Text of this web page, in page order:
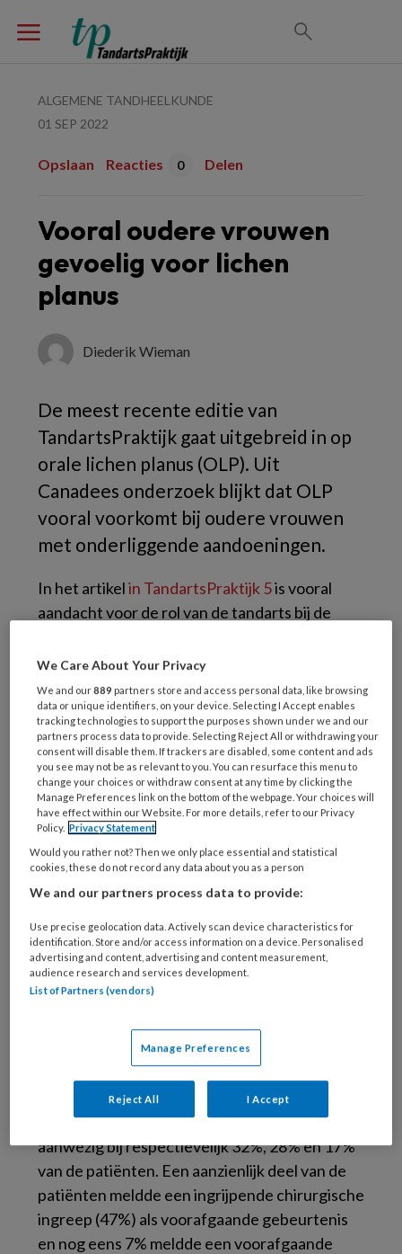
ALGEMENE TANDHEELKUNDE
01 SEP 2022
Opslaan Reacties 0 Delen
Vooral oudere vrouwen
gevoelig voor lichen
planus
Diederik Wieman
De meest recente editie van
TandartsPraktijk gaat uitgebreid in op
orale lichen planus (OLP). Uit
Canadees onderzoek blijkt dat OLP
vooral voorkomt bij oudere vrouwen
met onderliggende aandoeningen.
In het artikelin TandartsPraktijk 5is vooral
aandacht voor de rol van de tandarts bij de
controle en op het belang van goede
patiënteninformatie. Over de
ontstaansoorzaak van orale lichen planus is
nog niets bekend. Wel is zeker dat het vooral
bij mensen van middelbare leeftijd voorkomt.
Canadese onderzoekers wilden meer weten
over de risicofactoren die verband kunnen
houden met de ontwikkeling van OLP en de
progressie ervan. Zij deden uitgebreid
literatuuronderzoek naar volwassen patiënten
die zich tussen 2016 en 2022 met OLP bij
klinieken meldden. Van deze patiënten werden
de nodige gegevens verzameld over
ziekteduur, comorbiditeiten, medicijngebruik,
allergieën, roken, alcoholgebruik en de
behandeling zelf.Van de 94 patiënten met OLP
was de gemiddelde leeftijd 62 jaar en was bijna
driekwart vrouw. De gemiddelde ziekteduur
was 3,1 jaar. Hypertensie,
schildklieraandoeningen en diabetes waren
aanwezig bij respectievelijk 32%, 28% en 17%
van de patiënten. Een aanzienlijk deel van de
patiënten meldde een ingrijpende chirurgische
ingreep (47%) als voorafgaande gebeurtenis
en nog eens 7% meldde een voorafgaande
We Care About Your Privacy
We and our889 partners store and access personal data, like browsing
data or unique identifiers, on your device. Selecting I Accept enables
tracking technologies to support the purposes shown under we and our
partners process data to provide. Selecting Reject All or withdrawing your
consent will disable them. If trackers are disabled, some content and ads
you see may not be as relevant to you. You can resurface this menu to
change your choices or withdraw consent at any time by clicking the
Manage Preferences link on the bottom of the webpage. Your choices will
have effect within our Website. For more details, refer to our Privacy
Policy. Privacy Statement
Would you rather not? Then we only place essential and statistical
cookies, these do not record any data about you as a person
We and our partners process data to provide:
Use precise geolocation data. Actively scan device characteristics for
identification. Store and/or access information on a device. Personalised
advertising and content, advertising and content measurement,
audience research and services development.
List of Partners (vendors)
Manage Preferences
Reject All I Accept